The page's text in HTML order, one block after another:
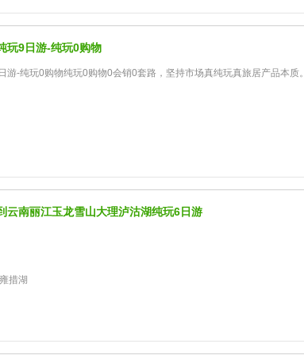
玩9日游-纯玩0购物
游-纯玩0购物纯玩0购物0会销0套路，坚持市场真纯玩真旅居产品本质。
云南丽江玉龙雪山大理泸沽湖纯玩6日游
措湖